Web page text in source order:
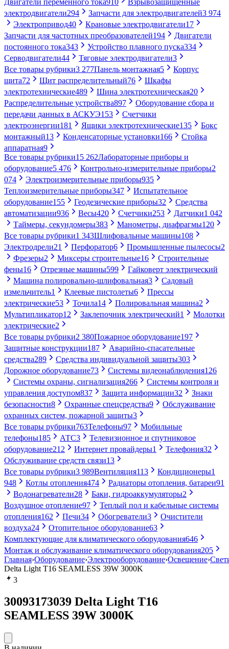
Двигатели переменного тока910
Взрывозащищенные
электродвигатели294 Запчасти для электродвигателей3 974
Электропривод40 Крановые электродвигатели17
Запчасти для частотных преобразователей194
Двигатели
постоянного тока343 Устройство плавного пуска334
Серводвигатели44 Тяговые электродвигатели3
Все товары рубрики3 277Панель монтажная5
Корпус
щита72 Щит распределительный76
Шкафы
электротехнические489 Шина электротехническая20
Распределительные устройства897
Оборудование сбора и
передачи данных в АСКУЭ153
Счетчики
электроэнергии181 Ящики электротехнические135
Бокс
монтажный13 Конденсаторные установки166
Стойка
аппаратная9
Все товары рубрики15 262Лабораторные приборы и
оборудование5 476 Контрольно-измерительные приборы2
074
Электроизмерительные приборы935
Теплоизмерительные приборы347
Испытательное
оборудование155 Геодезические приборы32
Средства
автоматизации936 Весы420 Счетчики253 Датчики1 042
Таймеры, секундомеры383 Манометры, диафрагмы120
Все товары рубрики1 343Шлифовальные машины108
Электродрели21 Перфоратор6 Промышленные пылесосы2
Фрезеры2 Миксеры строительные16
Строительные
фены16 Отрезные машины599
Гайковерт электрический
Машина полировально-шлифовальная3
Садовый
измельчитель1 Клеевые пистолеты6
Прессы
электрические53 Точила14 Полировальная машина2
Мультипликатор12 Заклепочник электрический1
Молотки
электрические2
Все товары рубрики2 380Пожарное оборудование197
Защитные конструкции187
Аварийно-спасательные
средства289 Средства индивидуальной защиты303
Дорожное оборудование73 Системы видеонаблюдения126
Системы охраны, сигнализация266
Системы контроля и
управления доступом837 Защита информации32
Знаки
безопасности8 Охранные спецсредства9
Обслуживание
охранных систем, пожарной защиты3
Все товары рубрики763Телефоны97
Мобильные
телефоны185 АТС3
Телевизионное и спутниковое
оборудование212 Интернет провайдеры1 Телефония32
Обслуживание средств связи13
Все товары рубрики3 989Вентиляция113 Кондиционеры1
948
Котлы отопления474 Радиаторы отопления, батареи91
Водонагреватели28 Баки, гидроаккумуляторы2
Воздушное отопление97
Теплый пол и кабельные системы
отопления162 Печи34 Обогреватели3
Очистители
воздуха24 Отопительное оборудование63
Комплектующие для климатического оборудования646
Монтаж и обслуживание климатического оборудования205
Главная›Оборудование›Электрооборудование›Освещение›
Delta Light T16 SEAMLESS 39W 3000K
3
30093173039 Delta Light T16
SEAMLESS 39W 3000K